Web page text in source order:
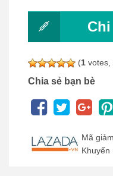
(1 votes,
Chia sẻ bạn bè
Mã
Khuyến